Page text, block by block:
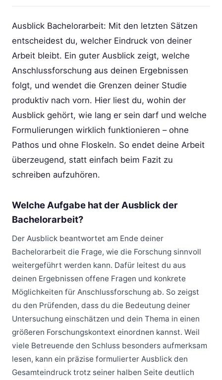
Ausblick Bachelorarbeit: Mit den letzten Sätzen
entscheidest du, welcher Eindruck von deiner
Arbeit bleibt. Ein guter Ausblick zeigt, welche
Anschlussforschung aus deinen Ergebnissen
folgt, und wendet die Grenzen deiner Studie
produktiv nach vorn. Hier liest du, wohin der
Ausblick gehört, wie lang er sein darf und welche
Formulierungen wirklich funktionieren – ohne
Pathos und ohne Floskeln. So endet deine Arbeit
überzeugend, statt einfach beim Fazit zu
schreiben aufzuhören.
Welche Aufgabe hat der Ausblick der
Bachelorarbeit?
Der Ausblick beantwortet am Ende deiner
Bachelorarbeit die Frage, wie die Forschung sinnvoll
weitergeführt werden kann. Dafür leitest du aus
deinen Ergebnissen offene Fragen und konkrete
Möglichkeiten für Anschlussforschung ab. So zeigst
du den Prüfenden, dass du die Bedeutung deiner
Untersuchung einschätzen und dein Thema in einen
größeren Forschungskontext einordnen kannst. Weil
viele Betreuende den Schluss besonders aufmerksam
lesen, kann ein präzise formulierter Ausblick den
Gesamteindruck trotz seiner halben Seite deutlich